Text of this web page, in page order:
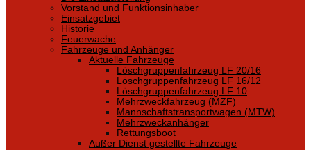
Vorstand und Funktionsinhaber
Einsatzgebiet
Historie
Feuerwache
Fahrzeuge und Anhänger
Aktuelle Fahrzeuge
Löschgruppenfahrzeug LF 20/16
Löschgruppenfahrzeug LF 16/12
Löschgruppenfahrzeug LF 10
Mehrzweckfahrzeug (MZF)
Mannschaftstransportwagen (MTW)
Mehrzweckanhänger
Rettungsboot
Außer Dienst gestellte Fahrzeuge